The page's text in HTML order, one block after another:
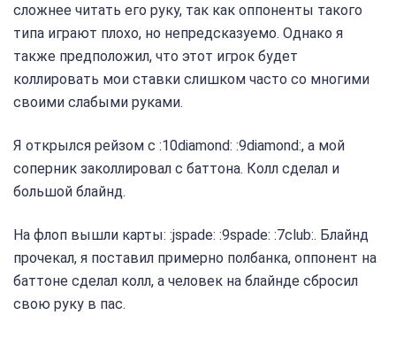
сложнее читать его руку, так как оппоненты такого
типа играют плохо, но непредсказуемо. Однако я
также предположил, что этот игрок будет
коллировать мои ставки слишком часто со многими
своими слабыми руками.
Я открылся рейзом с :10diamond: :9diamond:, а мой
соперник заколлировал с баттона. Колл сделал и
большой блайнд.
На флоп вышли карты: :jspade: :9spade: :7club:. Блайнд
прочекал, я поставил примерно полбанка, оппонент на
баттоне сделал колл, а человек на блайнде сбросил
свою руку в пас.